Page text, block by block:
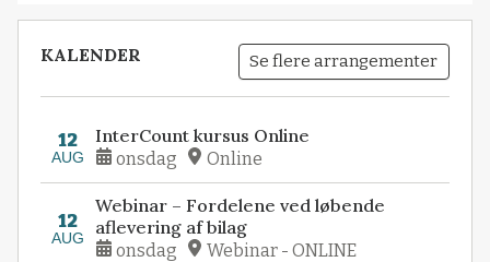
KALENDER Se flere arrangementer
12
AUG
InterCount kursus Online
onsdag Online
12
AUG
Webinar – Fordelene ved løbende
aflevering af bilag
onsdag Webinar - ONLINE